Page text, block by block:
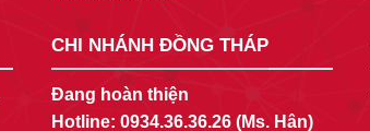
CHI NHÁNH ĐỒNG THÁP
Đang hoàn thiện
Hotline: 0934.36.36.26 (Ms. Hân)